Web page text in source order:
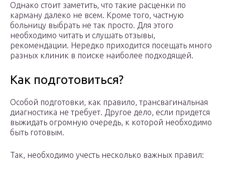
Однако стоит заметить, что такие расценки по
карману далеко не всем. Кроме того, частную
больницу выбрать не так просто. Для этого
необходимо читать и слушать отзывы,
рекомендации. Нередко приходится посещать много
разных клиник в поиске наиболее подходящей.
Как подготовиться?
Особой подготовки, как правило, трансвагинальная
диагностика не требует. Другое дело, если придется
выжидать огромную очередь, к которой необходимо
быть готовым.
Так, необходимо учесть несколько важных правил: